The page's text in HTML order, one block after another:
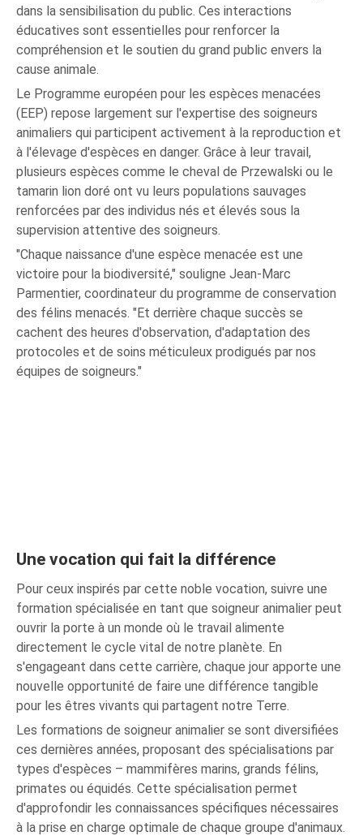
dans la sensibilisation du public. Ces interactions
éducatives sont essentielles pour renforcer la
compréhension et le soutien du grand public envers la
cause animale.
Le Programme européen pour les espèces menacées
(EEP) repose largement sur l'expertise des soigneurs
animaliers qui participent activement à la reproduction et
à l'élevage d'espèces en danger. Grâce à leur travail,
plusieurs espèces comme le cheval de Przewalski ou le
tamarin lion doré ont vu leurs populations sauvages
renforcées par des individus nés et élevés sous la
supervision attentive des soigneurs.
"Chaque naissance d'une espèce menacée est une
victoire pour la biodiversité," souligne Jean-Marc
Parmentier, coordinateur du programme de conservation
des félins menacés. "Et derrière chaque succès se
cachent des heures d'observation, d'adaptation des
protocoles et de soins méticuleux prodigués par nos
équipes de soigneurs."
Une vocation qui fait la différence
Pour ceux inspirés par cette noble vocation, suivre une
formation spécialisée en tant que soigneur animalier peut
ouvrir la porte à un monde où le travail alimente
directement le cycle vital de notre planète. En
s'engageant dans cette carrière, chaque jour apporte une
nouvelle opportunité de faire une différence tangible
pour les êtres vivants qui partagent notre Terre.
Les formations de soigneur animalier se sont diversifiées
ces dernières années, proposant des spécialisations par
types d'espèces – mammifères marins, grands félins,
primates ou équidés. Cette spécialisation permet
d'approfondir les connaissances spécifiques nécessaires
à la prise en charge optimale de chaque groupe d'animaux.